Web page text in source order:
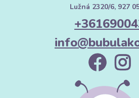
Lužná 2320/6, 927